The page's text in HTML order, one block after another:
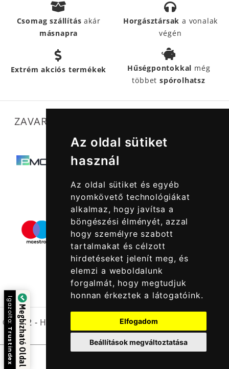
Az oldal sütiket
használ
Az oldal sütiket és egyéb
nyomkövető technológiákat
alkalmaz, hogy javítsa a
böngészési élményét, azzal
hogy személyre szabott
tartalmakat és célzott
hirdetéseket jelenít meg, és
elemzi a weboldalunk
forgalmát, hogy megtudjuk
honnan érkeztek a látogatóink.
Elfogadom
Beállítások megváltoztatása
Csomag szállításakár
másnapra
Horgásztársak a vonalak
végén
Extrém akciós termékek Hűségpontokkal még
többetspórolhatsz
ZAVARTALAN MŰKÖDÉSÜNKET SEGÍTIK
© 2022 - Halcatraz Kft.
Megbízható Oldal
Igazolta:
Trustindex